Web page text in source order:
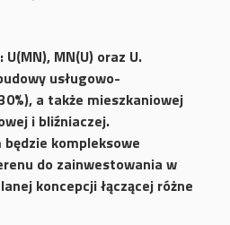
MN(U) oraz U.
usługowo-
a także mieszkaniowej
i bliźniaczej.
kompleksowe
do zainwestowania w
koncepcji łączącej różne